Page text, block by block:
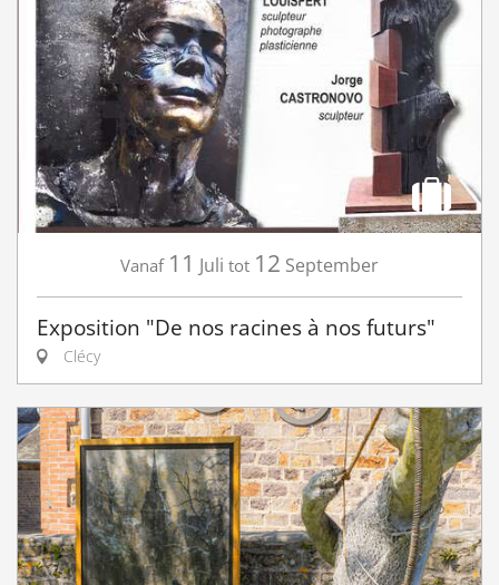
Vanaf 11 Juli tot 12 September
Exposition "De nos racines à nos futurs"
Clécy